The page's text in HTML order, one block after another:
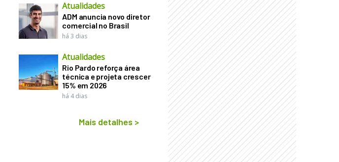
Atualidades
ADM anuncia novo diretor
comercial no Brasil
há 3 dias
Atualidades
Rio Pardo reforça área
técnica e projeta crescer
15% em 2026
há 4 dias
Mais detalhes >